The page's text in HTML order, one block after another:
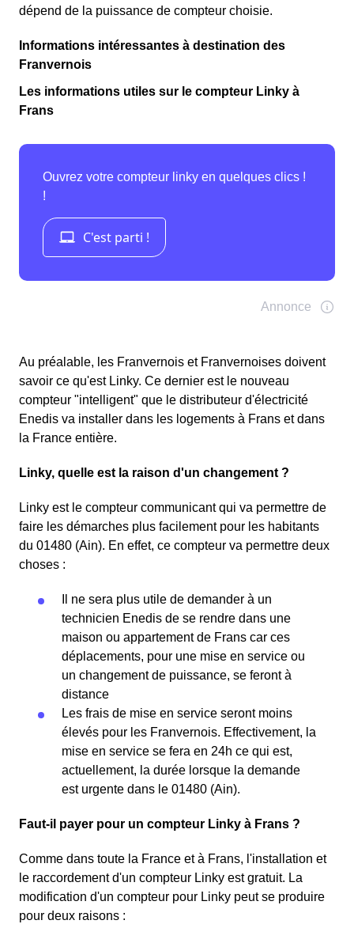
dépend de la puissance de compteur choisie.
Informations intéressantes à destination des
Franvernois
Les informations utiles sur le compteur Linky à
Frans
Au préalable, les Franvernois et Franvernoises doivent
savoir ce qu'est Linky. Ce dernier est le nouveau
compteur "intelligent" que le distributeur d'électricité
Enedis va installer dans les logements à Frans et dans
la France entière.
Linky, quelle est la raison d'un changement ?
Linky est le compteur communicant qui va permettre de
faire les démarches plus facilement pour les habitants
du 01480 (Ain). En effet, ce compteur va permettre deux
choses :
Il ne sera plus utile de demander à un
technicien Enedis de se rendre dans une
maison ou appartement de Frans car ces
déplacements, pour une mise en service ou
un changement de puissance, se feront à
distance
Les frais de mise en service seront moins
élevés pour les Franvernois. Effectivement, la
mise en service se fera en 24h ce qui est,
actuellement, la durée lorsque la demande
est urgente dans le 01480 (Ain).
Faut-il payer pour un compteur Linky à Frans ?
Comme dans toute la France et à Frans, l'installation et
le raccordement d'un compteur Linky est gratuit. La
modification d'un compteur pour Linky peut se produire
pour deux raisons :